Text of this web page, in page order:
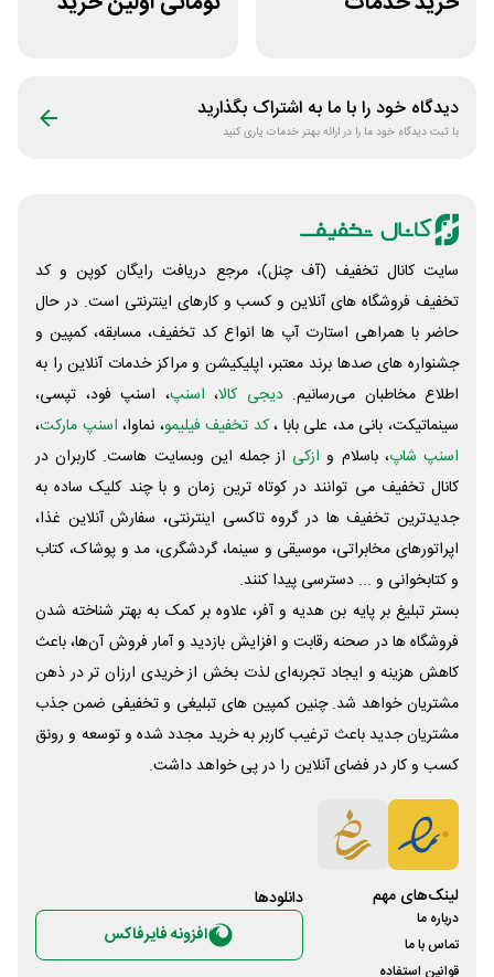
دیدگاه خود را با ما به اشتراک بگذارید
با ثبت دیدگاه خود ما را در ارائه بهتر خدمات یاری کنید
سایت کانال تخفیف (آف چنل)، مرجع دریافت رایگان کوپن و کد
تخفیف فروشگاه های آنلاین و کسب و‌ کارهای اینترنتی است. در حال
حاضر با همراهی استارت آپ ها انواع کد تخفیف، مسابقه، کمپین و
جشنواره های صدها برند معتبر، اپلیکیشن و مراکز خدمات آنلاین را به
اطلاع مخاطبان می‌رسانیم. دیجی کالا، اسنپ، اسنپ فود، تپسی،
سینماتیکت، بانی مد، علی‌ بابا ،کد تخفیف فیلیمو، نماوا، اسنپ مارکت،
اسنپ شاپ، باسلام و ازکی از جمله این وبسایت ‌هاست. کاربران در
کانال تخفیف می توانند در کوتاه ترین زمان و با چند کلیک ساده به
جدیدترین تخفیف ها در گروه تاکسی اینترنتی، سفارش آنلاین غذا،
اپراتورهای مخابراتی، موسیقی و سینما، گردشگری، مد و پوشاک، کتاب
و کتابخوانی و ... دسترسی پیدا کنند.
بستر تبلیغ بر پایه بن هدیه و آفر، علاوه بر کمک به بهتر شناخته شدن
فروشگاه ها در صحنه رقابت و افزایش بازدید و آمار فروش آن‌ها، باعث
کاهش هزینه و ایجاد تجربه‌ای لذت بخش از خریدی ارزان تر در ذهن
مشتریان خواهد شد. چنین کمپین های تبلیغی و تخفیفی ضمن جذب
مشتریان جدید باعث ترغیب کاربر به خرید مجدد شده و توسعه و رونق
کسب و کار در فضای آنلاین را در پی خواهد داشت.
لینک‌های مهم
درباره ما
تماس با ما
قوانین استفاده
دانلود‌ها
افزونه فایرفاکس